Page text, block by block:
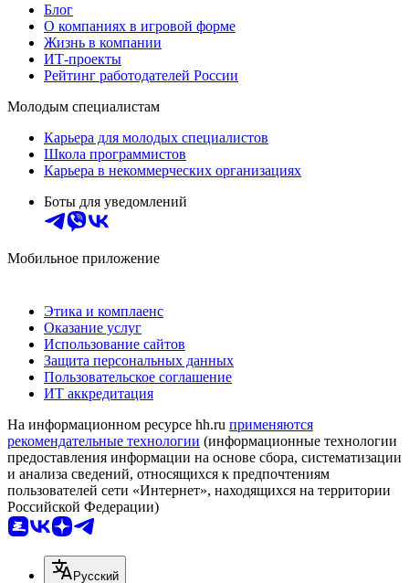
Блог
О компаниях в игровой форме
Жизнь в компании
ИТ-проекты
Рейтинг работодателей России
Молодым специалистам
Карьера для молодых специалистов
Школа программистов
Карьера в некоммерческих организациях
Боты для уведомлений
Мобильное приложение
Этика и комплаенс
Оказание услуг
Использование сайтов
Защита персональных данных
Пользовательское соглашение
ИТ аккредитация
На информационном ресурсе hh.ru применяются
рекомендательные технологии (информационные технологии
предоставления информации на основе сбора, систематизации
и анализа сведений, относящихся к предпочтениям
пользователей сети «Интернет», находящихся на территории
Российской Федерации)
Русский